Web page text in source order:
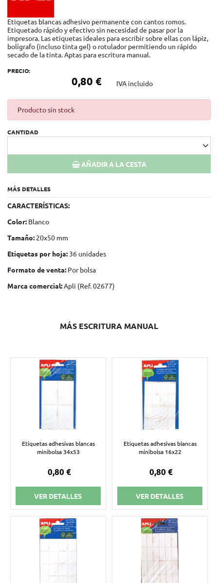
Etiquetas blancas adhesivo permanente con cantos romos.
Etiquetado rápido y efectivo sin necesidad de pasar por la
impresora. Las etiquetas ideales para escribir sobre ellas con lápiz,
bolígrafo (incluso tinta gel) o rotulador permitiendo un rápido
secado de la tinta. Aptas para escritura manual.
PRECIO:
0,80 € IVA incluido
Producto sin stock
CANTIDAD
AÑADIR A LA CESTA
MÁS DETALLES
CARACTERÍSTICAS:
Color: Blanco
Tamaño: 20x50 mm
Etiquetas por hoja: 36 unidades
Formato de venta: Por bolsa
Marca comercial:Apli (Ref. 02677)
MÁS ESCRITURA MANUAL
Etiquetas adhesivas blancas
minibolsa 34x53
0,80 €
VER DETALLES
Etiquetas adhesivas blancas
minibolsa 16x22
0,80 €
VER DETALLES